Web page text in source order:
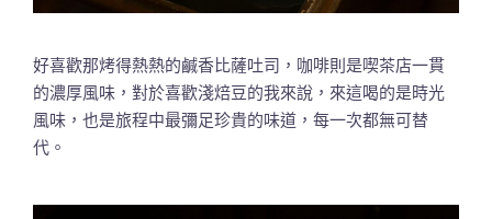
好喜歡那烤得熱熱的鹹香比薩吐司，咖啡則是喫茶店一貫
的濃厚風味，對於喜歡淺焙豆的我來說，來這喝的是時光
風味，也是旅程中最彌足珍貴的味道，每一次都無可替
代。